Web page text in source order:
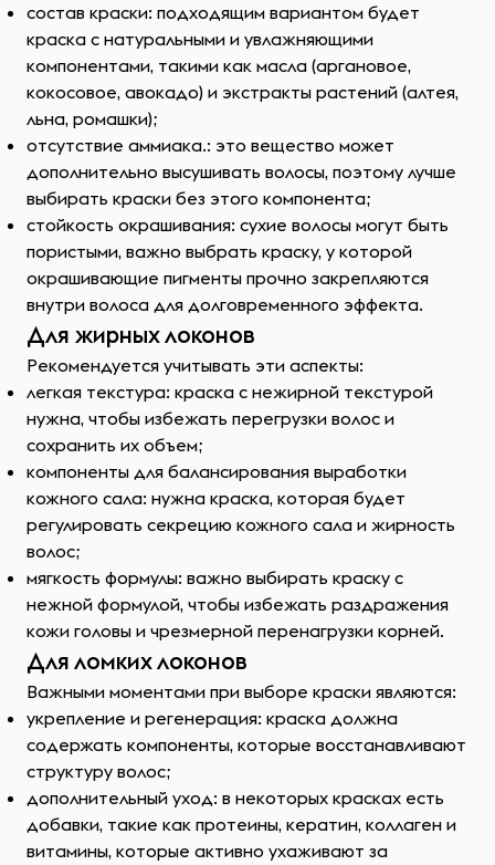
состав краски: подходящим вариантом будет
краска с натуральными и увлажняющими
компонентами, такими как масла (аргановое,
кокосовое, авокадо) и экстракты растений (алтея,
льна, ромашки);
отсутствие аммиака.: это вещество может
дополнительно высушивать волосы, поэтому лучше
выбирать краски без этого компонента;
стойкость окрашивания: сухие волосы могут быть
пористыми, важно выбрать краску, у которой
окрашивающие пигменты прочно закрепляются
внутри волоса для долговременного эффекта.
Для жирных локонов
Рекомендуется учитывать эти аспекты:
легкая текстура: краска с нежирной текстурой
нужна, чтобы избежать перегрузки волос и
сохранить их объем;
компоненты для балансирования выработки
кожного сала: нужна краска, которая будет
регулировать секрецию кожного сала и жирность
волос;
мягкость формулы: важно выбирать краску с
нежной формулой, чтобы избежать раздражения
кожи головы и чрезмерной перенагрузки корней.
Для ломких локонов
Важными моментами при выборе краски являются:
укрепление и регенерация: краска должна
содержать компоненты, которые восстанавливают
структуру волос;
дополнительный уход: в некоторых красках есть
добавки, такие как протеины, кератин, коллаген и
витамины, которые активно ухаживают за